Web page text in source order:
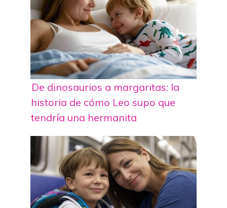
De dinosaurios a margaritas: la
historia de cómo Leo supo que
tendría una hermanita